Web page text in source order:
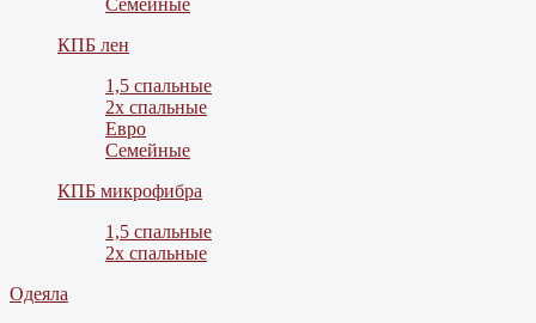
Семейные
КПБ лен
1,5 спальные
2х спальные
Евро
Семейные
КПБ микрофибра
1,5 спальные
2х спальные
Одеяла